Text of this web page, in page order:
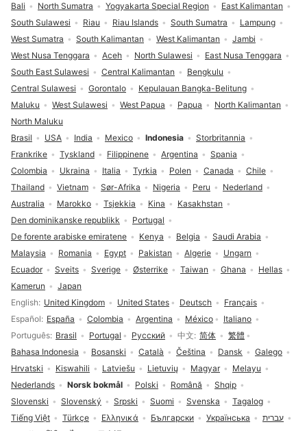
Språkvalg
English United Kingdom United States Deutsch
Français
Español
España Colombia Argentina México
Italiano
Português Brasil Portugal Русский 中文 简体
繁體
Bahasa Indonesia
Bosanski Català Čeština Dansk
Galego
Hrvatski
Kiswahili Latviešu Lietuvių Magyar
Melayu
Nederlands
Norsk bokmål Polski Română
Shqip
Slovenski
Slovenský Srpski Suomi Svenska
Tagalog
Tiếng Việt
Türkçe Ελληνικά Български Українська
עברית
Brasil USA India Mexico Indonesia
Storbritannia
Frankrike
Tyskland Filippinene Argentina
Spania
Colombia
Ukraina Italia Tyrkia Polen Canada
Chile
Thailand
Vietnam Sør-Afrika Nigeria Peru
Nederland
Australia
Marokko Tsjekkia Kina
Kasakhstan
Den dominikanske republikk
Portugal
De forente arabiske emiratene
Kenya Belgia
Saudi Arabia
Malaysia
Romania Egypt Pakistan Algerie
Ungarn
Ecuador
Sveits Sverige Østerrike Taiwan Ghana
Hellas
Kamerun
Japan
Bali
North Sumatra Yogyakarta Special Region
East Kalimantan
South Sulawesi
Riau Riau Islands South Sumatra
Lampung
West Sumatra
South Kalimantan West Kalimantan
Jambi
West Nusa Tenggara
Aceh North Sulawesi
East Nusa Tenggara
South East Sulawesi
Central Kalimantan
Bengkulu
Central Sulawesi
Gorontalo
Kepulauan Bangka-Belitung
Maluku
West Sulawesi West Papua Papua
North Kalimantan
North Maluku